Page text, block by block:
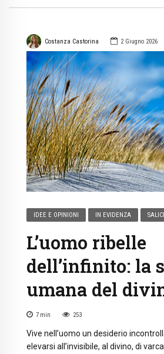
Costanza Castorina 2 Giugno 2026
IDEE E OPINIONI IN EVIDENZA
L’uomo ribelle
dell’infinito: la
umana del
7 min 253
Vive nell’uomo un desiderio
elevarsi all’invisibile, al divino, di